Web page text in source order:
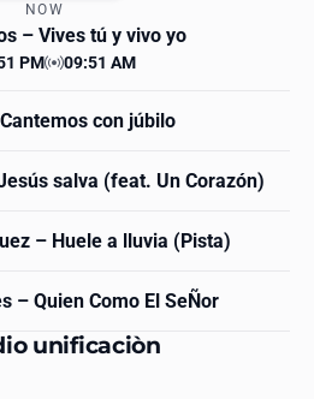
NOW
– Vives tú y vivo yo
time
PM Station time
09:51 AM
con júbilo
salva (feat. Un Corazón)
– Huele a lluvia (Pista)
– Quien Como El SeÑor
unificaciòn